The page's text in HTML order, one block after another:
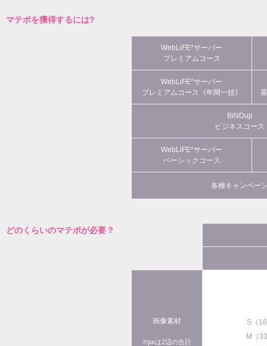
マテポを獲得するには?
WebLiFE*サーバー
プレミアムコース
WebLiFE*サーバー
プレミアムコース《年間一括》
BiNDup
ビジネスコース
WebLiFE*サーバー
ベーシックコース
各種キャンペー
どのくらいのマテポが必要？
画像素材
※pxは2辺の合計
S（
M（